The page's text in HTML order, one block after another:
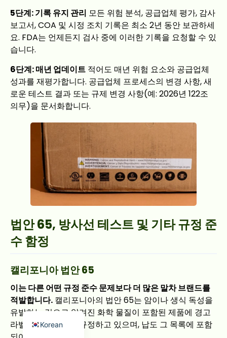
5단계: 기록 유지 관리 모든 위험 분석, 공급업체 평가, 감사
보고서, COA 및 시정 조치 기록은 최소 2년 동안 보관하세
요. FDA는 언제든지 검사 중에 이러한 기록을 요청할 수 있
습니다.
6단계: 매년 업데이트 적어도 매년 위험 요소와 공급업체
성과를 재평가합니다. 공급업체 프로세스의 변경 사항, 새
로운 테스트 결과 또는 규제 변경 사항(예: 2026년 122조
의무)을 문서화합니다.
법안 65, 방사선 테스트 및 기타 규정 준
수 함정
캘리포니아 법안 65
이는 다른 어떤 규정 준수 문제보다 더 많은 말차 브랜드를
적발합니다. 캘리포니아의 법안 65는 암이나 생식 독성을
유발하는 것으로 알려진 화학 물질이 포함된 제품에 경고
라벨을 부착하도록 규정하고 있으며, 납도 그 목록에 포함
Korean
English
German
Indonesian
Spanish
Russian
French
Japanese